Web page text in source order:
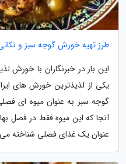
طرز تهیه خورش گوجه سبز و
این بار در خبرنگاران با
یکی از لذیذترین خورش های
گوجه سبز به عنوان میوه ای
آنجا که این میوه فقط در فصل
عنوان یک غذای فصلی شناخته